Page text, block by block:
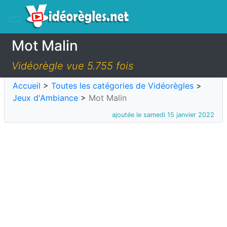
Mot Malin
Vidéorègle vue 5.755 fois
Accueil > Toutes les catégories de Vidéorègles >
Jeux d'Ambiance > Mot Malin
ajoutée le samedi 15 janvier 2022